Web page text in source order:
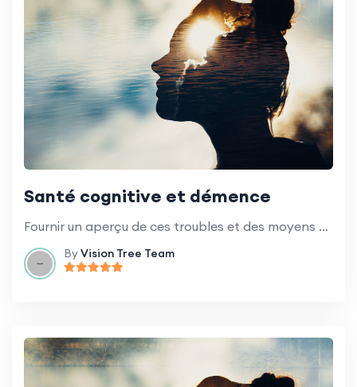
Santé cognitive et démence
Fournir un aperçu de ces troubles et des moyens de maintenir la santé cognitive.
ByVision Tree Team